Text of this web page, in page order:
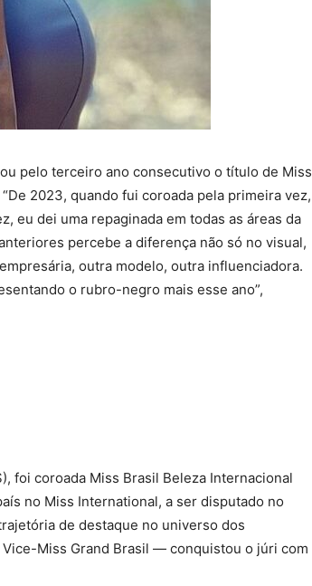
pelo terceiro ano consecutivo o título de Miss
2023, quando fui coroada pela primeira vez,
eu dei uma repaginada em todas as áreas da
percebe a diferença não só no visual,
outra modelo, outra influenciadora.
o rubro-negro mais esse ano”,
foi coroada Miss Brasil Beleza Internacional
no Miss International, a ser disputado no
de destaque no universo dos
Miss Grand Brasil — conquistou o júri com